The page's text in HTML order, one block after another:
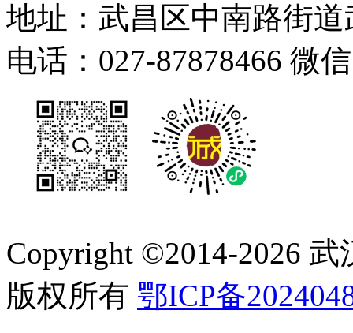
地址：武昌区中南路街
电话：027-87878466 微
Copyright ©2014-2026
版权所有 鄂ICP备